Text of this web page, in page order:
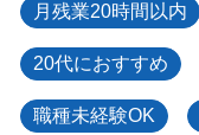
月残業20時間以内
20代におすすめ
職種未経験OK